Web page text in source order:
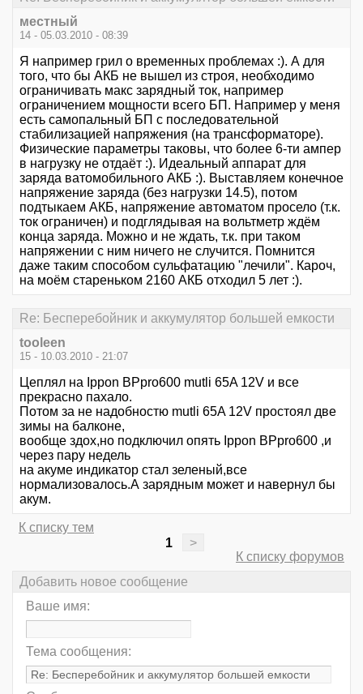
местный
14 - 05.03.2010 - 08:39
Я например грил о временных проблемах :). А для
того, что бы АКБ не вышел из строя, необходимо
ограничивать макс зарядный ток, например
ограничением мощности всего БП. Например у меня
есть самопальный БП с последовательной
стабилизацией напряжения (на трансформаторе).
Физические параметры таковы, что более 6-ти ампер
в нагрузку не отдаёт :). Идеальный аппарат для
заряда ватомобильного АКБ :). Выставляем конечное
напряжение заряда (без нагрузки 14.5), потом
подтыкаем АКБ, напряжение автоматом просело (т.к.
ток ограничен) и подглядывая на вольтметр ждём
конца заряда. Можно и не ждать, т.к. при таком
напряжении с ним ничего не случится. Помнится
даже таким способом сульфатацию "лечили". Кароч,
на моём стареньком 2160 АКБ отходил 5 лет :).
Re: Бесперебойник и аккумулятор большей емкости
tooleen
15 - 10.03.2010 - 21:07
Цеплял на Ippon BPpro600 mutli 65A 12V и все
прекрасно пахало.
Потом за не надобностю mutli 65A 12V простоял две
зимы на балконе,
вообще здох,но подключил опять Ippon BPpro600 ,и
через пару недель
на акуме индикатор стал зеленый,все
нормализовалось.А зарядным может и навернул бы
акум.
К списку тем
1
>
К списку форумов
Добавить новое сообщение
Ваше имя:
Тема сообщения: